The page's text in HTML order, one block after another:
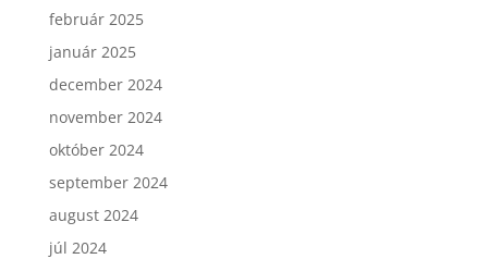
február 2025
január 2025
december 2024
november 2024
október 2024
september 2024
august 2024
júl 2024